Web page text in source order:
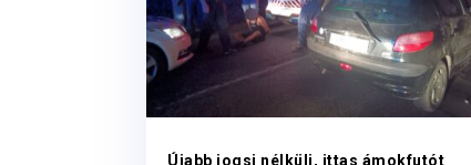
Újabb jogsi nélküli, ittas ámokfutót